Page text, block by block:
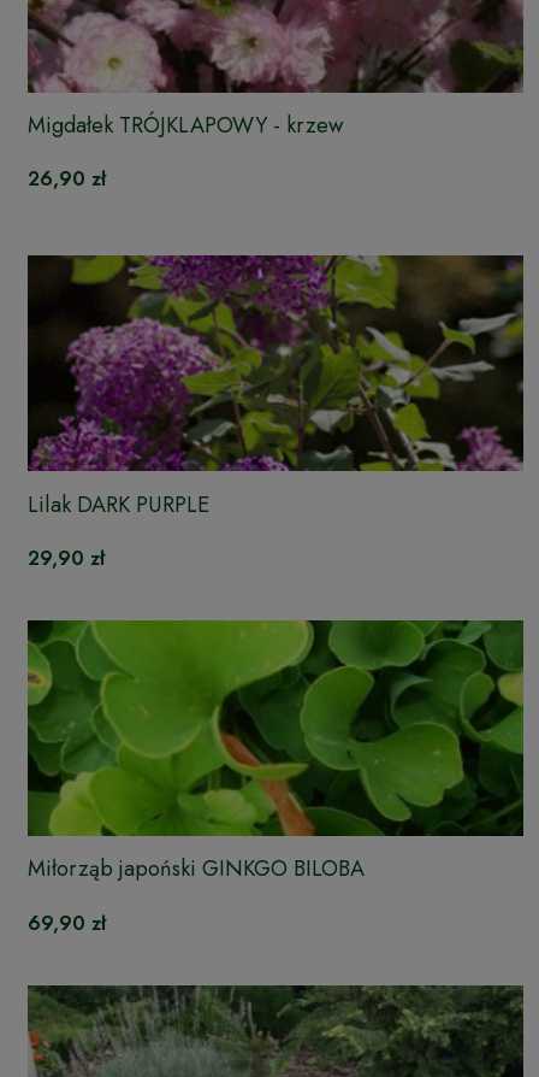
Migdałek TRÓJKLAPOWY - krzew
26,90 zł
Lilak DARK PURPLE
29,90 zł
Miłorząb japoński GINKGO BILOBA
69,90 zł